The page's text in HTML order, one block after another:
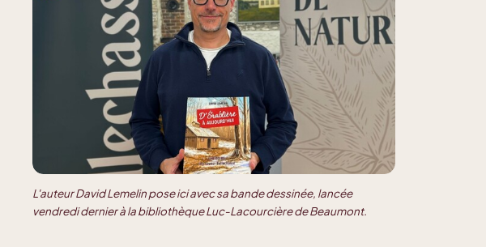
L'auteur David Lemelin pose ici avec sa bande dessinée, lancée
vendredi dernier à la bibliothèque Luc-Lacourcière de Beaumont.